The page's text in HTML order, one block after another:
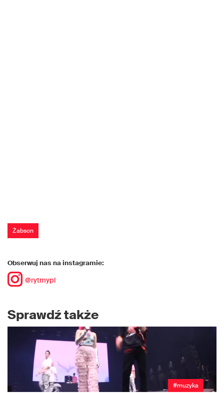
Żabson
Obserwuj nas na instagramie:
@rytmypl
Sprawdź także
#muzyka